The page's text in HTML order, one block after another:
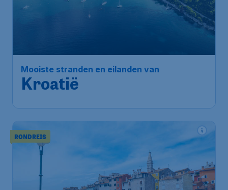
Mooiste stranden en eilanden van
Kroatië
RONDREIS